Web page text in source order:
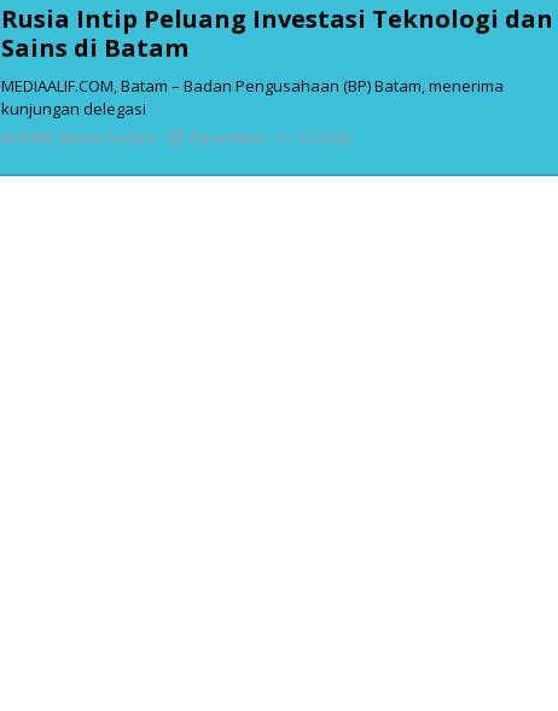
Rusia Intip Peluang Investasi Teknologi dan
Sains di Batam
MEDIAALIF.COM, Batam – Badan Pengusahaan (BP) Batam, menerima
kunjungan delegasi
BATAM, Berita Terkini Desember, 11-12-2020